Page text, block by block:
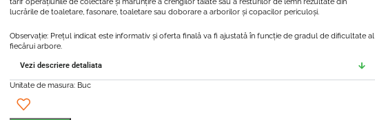
lucrările de toaletare, fasonare, toaletare sau doborare a arborilor și copacilor periculoși.
Observație: Prețul indicat este informativ și oferta finală va fi ajustată în funcție de gradul de dificultate al
fiecărui arbore.
Vezi descriere detaliata
Unitate de masura: Buc